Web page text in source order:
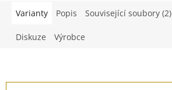
Varianty Popis Související soubory (2)
Diskuze Výrobce